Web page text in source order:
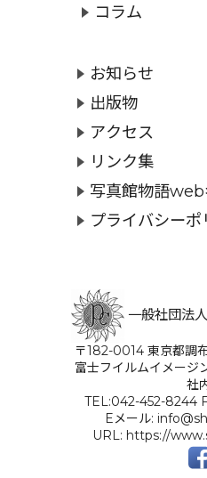
コラム
お知らせ
出版物
アクセス
リンク集
写真館物語
プライバシーポ
一般社団法
〒182-0014 東京都調
富士フイルムイメージ
社
TEL:042-452-8244
Eメール:
URL: https://